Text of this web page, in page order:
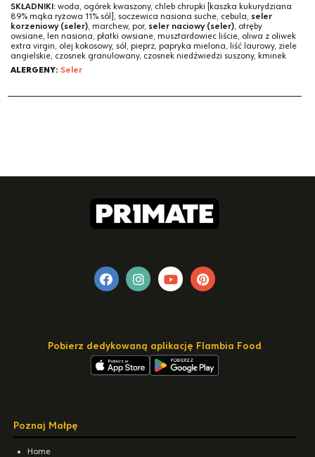
SKŁADNIKI: woda, ogórek kwaszony, chleb chrupki [kaszka kukurydziana
89% mąka ryżowa 11% sól], soczewica nasiona suche, cebula, seler
korzeniowy (seler), marchew, por, seler naciowy (seler), otręby
owsiane, len nasiona, płatki owsiane, musztardowiec liście, oliwa z oliwek
extra virgin, olej kokosowy, sól, pieprz, papryka mielona, liść laurowy, ziele
angielskie, czosnek granulowany, czosnek niedźwiedzi suszony, kminek
ALERGENY: Seler
Pobierz dedykowaną aplikację Flambia Food
Poznaj Małpę
Home